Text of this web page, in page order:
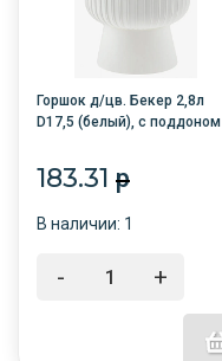
Горшок д/цв. Бекер 2,8л
D17,5 (белый), с поддоном
183.31 p
В наличии: 1
- +